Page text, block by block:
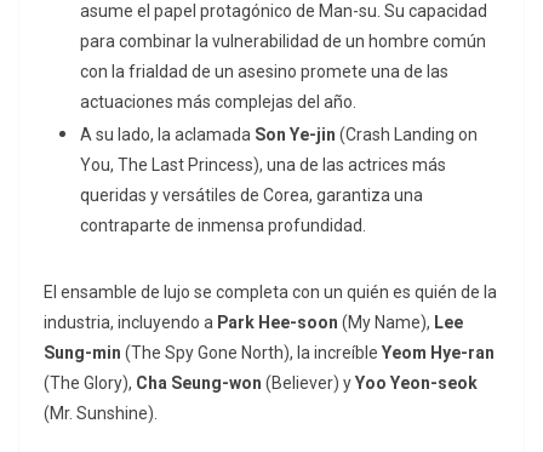
asume el papel protagónico de Man-su. Su capacidad
para combinar la vulnerabilidad de un hombre común
con la frialdad de un asesino promete una de las
actuaciones más complejas del año.
A su lado, la aclamada Son Ye-jin (Crash Landing on
You, The Last Princess), una de las actrices más
queridas y versátiles de Corea, garantiza una
contraparte de inmensa profundidad.
El ensamble de lujo se completa con un quién es quién de la
industria, incluyendo a Park Hee-soon (My Name), Lee
Sung-min (The Spy Gone North), la increíble Yeom Hye-ran
(The Glory), Cha Seung-won (Believer) yYoo Yeon-seok
(Mr. Sunshine).